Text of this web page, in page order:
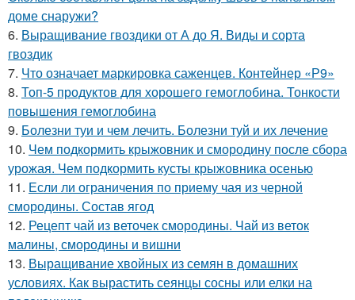
доме снаружи?
6. Выращивание гвоздики от А до Я. Виды и сорта
гвоздик
7. Что означает маркировка саженцев. Контейнер «Р9»
8. Топ-5 продуктов для хорошего гемоглобина. Тонкости
повышения гемоглобина
9. Болезни туи и чем лечить. Болезни туй и их лечение
10. Чем подкормить крыжовник и смородину после сбора
урожая. Чем подкормить кусты крыжовника осенью
11. Если ли ограничения по приему чая из черной
смородины. Состав ягод
12. Рецепт чай из веточек смородины. Чай из веток
малины, смородины и вишни
13. Выращивание хвойных из семян в домашних
условиях. Как вырастить сеянцы сосны или елки на